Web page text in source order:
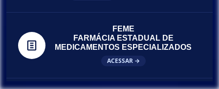
FEME
FARMÁCIA ESTADUAL DE
MEDICAMENTOS ESPECIALIZADOS
ACESSAR →